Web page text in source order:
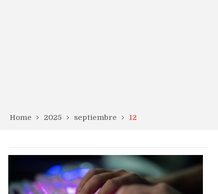
Home 2025 septiembre 12